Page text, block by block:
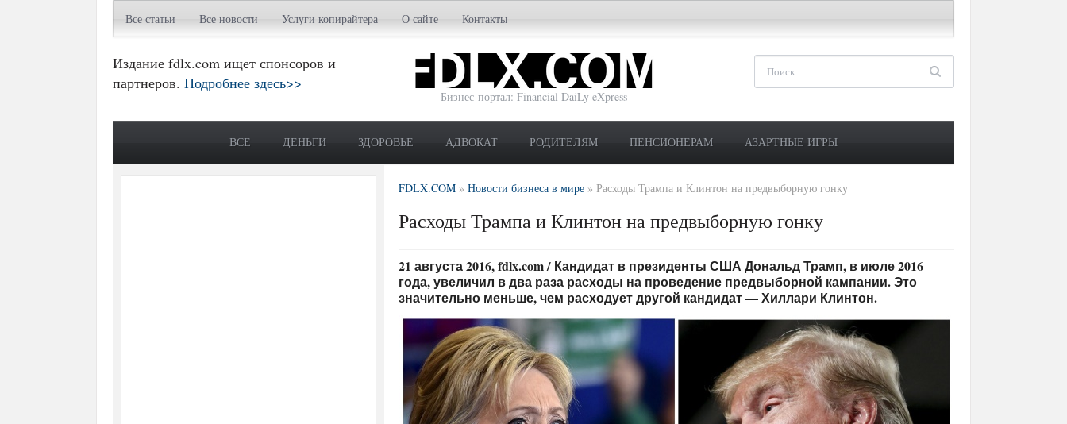
Все статьи Все новости Услуги копирайтера О сайте Контакты
Издание fdlx.com ищет спонсоров и
партнеров. Подробнее здесь>>
Бизнес-портал: Financial DaiLy eXpress
ВСЕ ДЕНЬГИ ЗДОРОВЬЕ АДВОКАТ РОДИТЕЛЯМ ПЕНСИОНЕРАМ АЗАРТНЫЕ ИГРЫ
FDLX.COM » Новости бизнеса в мире » Расходы Трампа и Клинтон на предвыборную гонку
Расходы Трампа и Клинтон на предвыборную гонку
21 августа 2016, fdlx.com / Кандидат в президенты США Дональд Трамп, в июле 2016
года, увеличил в два раза расходы на проведение предвыборной кампании. Это
значительно меньше, чем расходует другой кандидат — Хиллари Клинтон.